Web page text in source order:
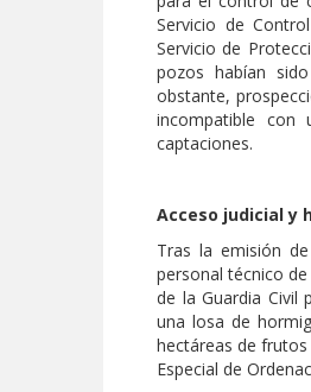
Servicio de
Servicio de
pozos habían
obstante,
incompatible
captaciones.
Acceso judicial y
Tras la emisión
personal técnico
de la Guardia Civil
una losa de
hectáreas de
Especial de